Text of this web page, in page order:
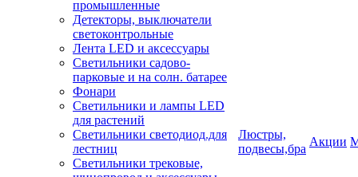
промышленные
Детекторы, выключатели
светоконтрольные
Лента LED и аксессуары
Светильники садово-
парковые и на солн. батарее
Фонари
Светильники и лампы LED
для растений
Светильники светодиод.для
лестниц
Светильники трековые,
Люстры,
подвесы,бра
Акции